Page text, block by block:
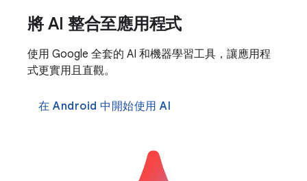
將 AI 整合至應用程式
使用 Google 全套的 AI 和機器學習工具，讓應用程
式更實用且直觀。
在 Android 中開始使用 AI